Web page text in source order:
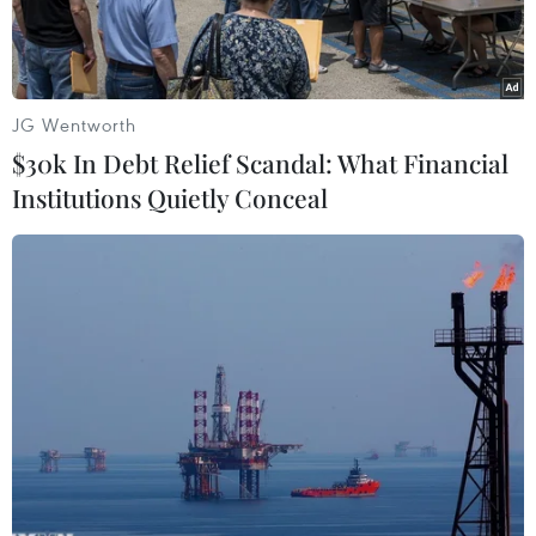
Máy bay của hãng hàng không Emirates tại sân bay quốc tế
Dubai, UAE. (Ảnh: AFP/TTXVN)
Ngày 29/3, Chủ tịch hãng hàng không Emirates
(Các tiểu vương quốc Arab thống nhất -UAE)
Tim Clark khẳng định hãng này sẽ tiếp tục khai
thác các chuyến bay tới Nga cho tới khi có quyết
JG Wentworth
$30k In Debt Relief Scandal: What Financial
Institutions Quietly Conceal